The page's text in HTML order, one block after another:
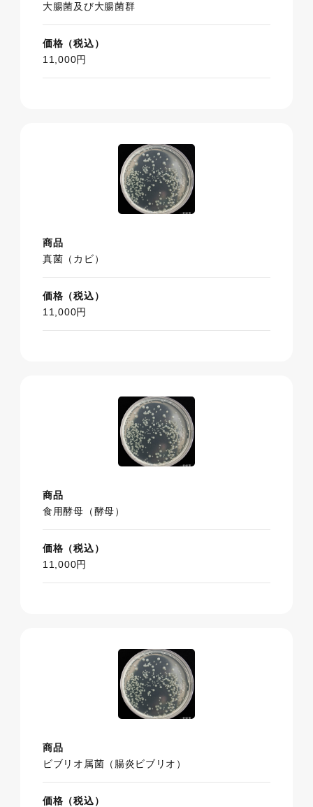
大腸菌及び大腸菌群
価格（税込）
11,000円
商品
真菌（カビ）
価格（税込）
11,000円
商品
食用酵母（酵母）
価格（税込）
11,000円
商品
ビブリオ属菌（腸炎ビブリオ）
価格（税込）